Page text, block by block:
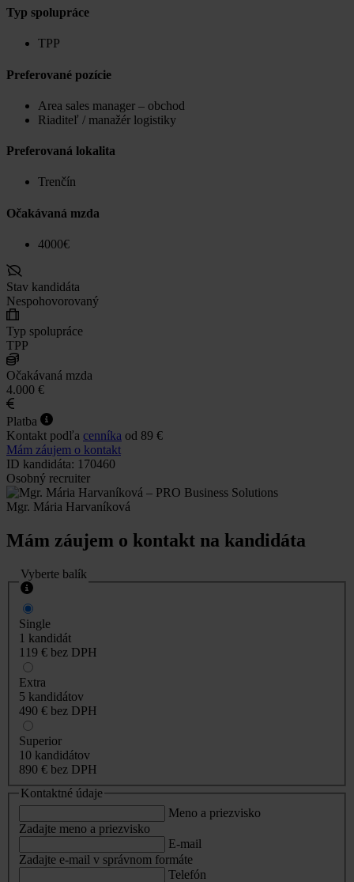
Typ spolupráce
TPP
Preferované pozície
Area sales manager – obchod
Riaditeľ / manažér logistiky
Preferovaná lokalita
Trenčín
Očakávaná mzda
4000€
Stav kandidáta
Nespohovorovaný
Typ spolupráce
TPP
Očakávaná mzda
4.000 €
Platba
Kontakt podľa cenníka od 89 €
Mám záujem o kontakt
ID kandidáta: 170460
Osobný recruiter
Mgr. Mária Harvaníková
Mám záujem o kontakt na kandidáta
Vyberte balík
Single
1 kandidát
119 € bez DPH
Extra
5 kandidátov
490 € bez DPH
Superior
10 kandidátov
890 € bez DPH
Kontaktné údaje
Meno a priezvisko
Zadajte meno a priezvisko
E-mail
Zadajte e-mail v správnom formáte
Telefón